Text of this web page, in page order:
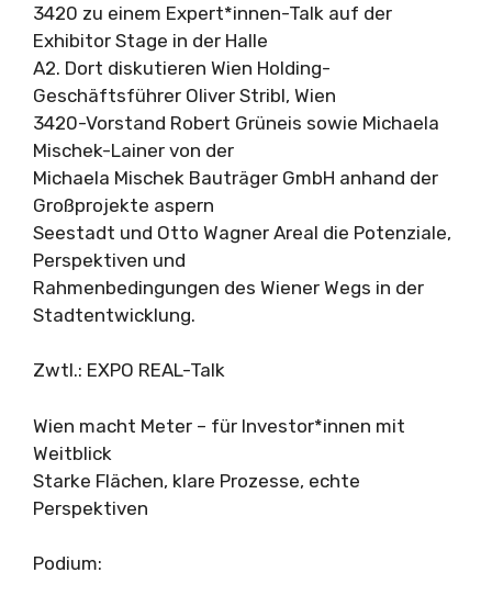
3420 zu einem Expert*innen-Talk auf der
Exhibitor Stage in der Halle
A2. Dort diskutieren Wien Holding-
Geschäftsführer Oliver Stribl, Wien
3420-Vorstand Robert Grüneis sowie Michaela
Mischek-Lainer von der
Michaela Mischek Bauträger GmbH anhand der
Großprojekte aspern
Seestadt und Otto Wagner Areal die Potenziale,
Perspektiven und
Rahmenbedingungen des Wiener Wegs in der
Stadtentwicklung.
Zwtl.: EXPO REAL-Talk
Wien macht Meter – für Investor*innen mit
Weitblick
Starke Flächen, klare Prozesse, echte
Perspektiven
Podium: